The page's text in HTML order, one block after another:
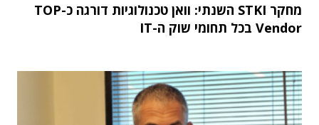
מחקר STKI השנתי: וואן טכנולוגיות דורגה כ-TOP
Vendor בכל תחומי שוק ה-IT